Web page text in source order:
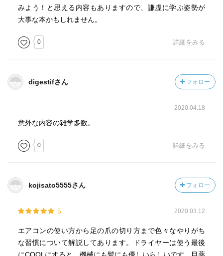
みよう！と思える内容もありますので、謙虚に学ぶ姿勢が
大事な本かもしれません。
0 詳細をみる
digestifさん フォロー
2020.04.18
意外な内容の雑学多数。
0 詳細をみる
kojisato5555さん フォロー
5 2020.03.12
エアコンの使い方から足の爪の切り方まで色々なやりがち
な習慣について解説してあります。ドライヤーは使う最後